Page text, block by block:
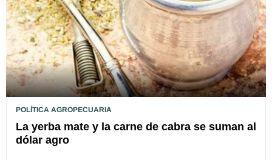
POLÍTICA AGROPECUARIA
La yerba mate y la carne de cabra se suman al
dólar agro